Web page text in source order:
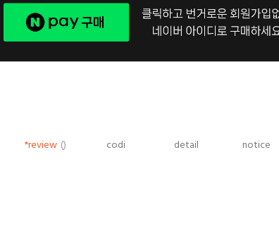
*review () codi detail notice